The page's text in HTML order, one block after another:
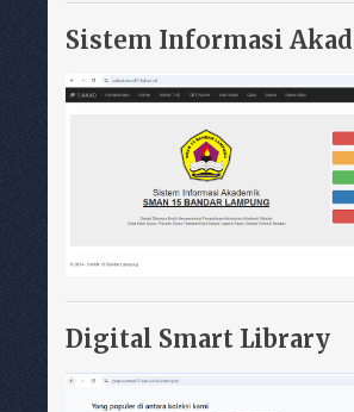
Sistem Informasi
Digital Smart Library